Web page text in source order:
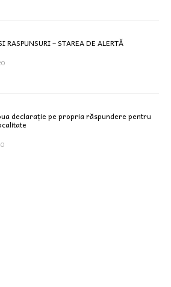
RASPUNSURI – STAREA DE ALERTĂ
declarație pe propria răspundere pentru